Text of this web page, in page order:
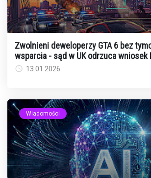
Zwolnieni deweloperzy GTA 6 bez
wsparcia - sąd w UK odrzuca wniosek
13.01.2026
Wiadomości